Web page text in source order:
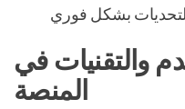
والتقنيات في
المنصة